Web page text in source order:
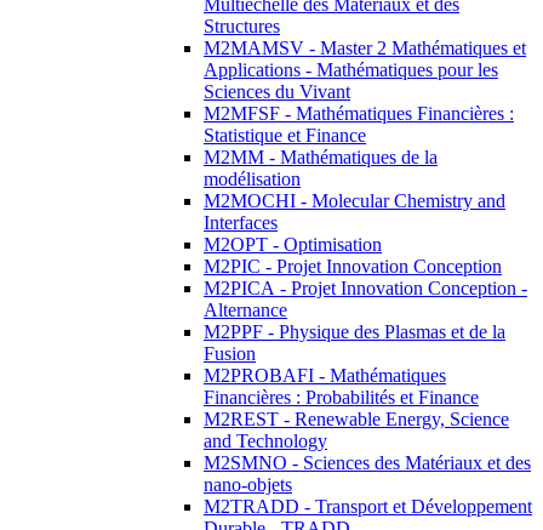
Multiéchelle des Matériaux et des
Structures
M2MAMSV - Master 2 Mathématiques et
Applications - Mathématiques pour les
Sciences du Vivant
M2MFSF - Mathématiques Financières :
Statistique et Finance
M2MM - Mathématiques de la
modélisation
M2MOCHI - Molecular Chemistry and
Interfaces
M2OPT - Optimisation
M2PIC - Projet Innovation Conception
M2PICA - Projet Innovation Conception -
Alternance
M2PPF - Physique des Plasmas et de la
Fusion
M2PROBAFI - Mathématiques
Financières : Probabilités et Finance
M2REST - Renewable Energy, Science
and Technology
M2SMNO - Sciences des Matériaux et des
nano-objets
M2TRADD - Transport et Développement